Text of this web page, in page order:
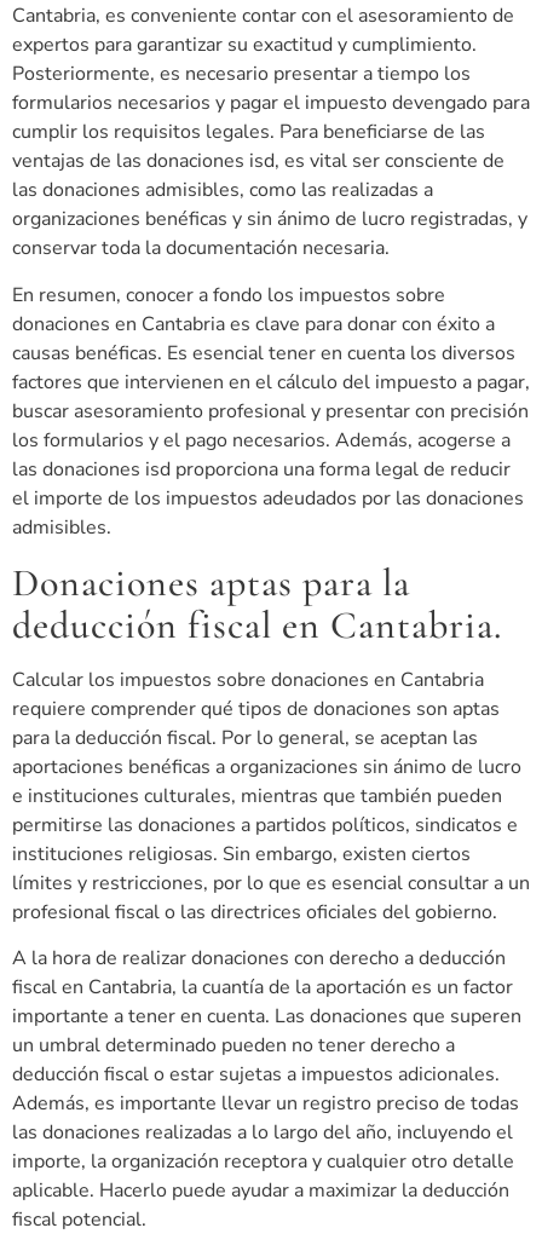
Cantabria, es conveniente contar con el asesoramiento de
expertos para garantizar su exactitud y cumplimiento.
Posteriormente, es necesario presentar a tiempo los
formularios necesarios y pagar el impuesto devengado para
cumplir los requisitos legales. Para beneficiarse de las
ventajas de las donaciones isd, es vital ser consciente de
las donaciones admisibles, como las realizadas a
organizaciones benéficas y sin ánimo de lucro registradas, y
conservar toda la documentación necesaria.
En resumen, conocer a fondo los impuestos sobre
donaciones en Cantabria es clave para donar con éxito a
causas benéficas. Es esencial tener en cuenta los diversos
factores que intervienen en el cálculo del impuesto a pagar,
buscar asesoramiento profesional y presentar con precisión
los formularios y el pago necesarios. Además, acogerse a
las donaciones isd proporciona una forma legal de reducir
el importe de los impuestos adeudados por las donaciones
admisibles.
Donaciones aptas para la
deducción fiscal en Cantabria.
Calcular los impuestos sobre donaciones en Cantabria
requiere comprender qué tipos de donaciones son aptas
para la deducción fiscal. Por lo general, se aceptan las
aportaciones benéficas a organizaciones sin ánimo de lucro
e instituciones culturales, mientras que también pueden
permitirse las donaciones a partidos políticos, sindicatos e
instituciones religiosas. Sin embargo, existen ciertos
límites y restricciones, por lo que es esencial consultar a un
profesional fiscal o las directrices oficiales del gobierno.
A la hora de realizar donaciones con derecho a deducción
fiscal en Cantabria, la cuantía de la aportación es un factor
importante a tener en cuenta. Las donaciones que superen
un umbral determinado pueden no tener derecho a
deducción fiscal o estar sujetas a impuestos adicionales.
Además, es importante llevar un registro preciso de todas
las donaciones realizadas a lo largo del año, incluyendo el
importe, la organización receptora y cualquier otro detalle
aplicable. Hacerlo puede ayudar a maximizar la deducción
fiscal potencial.